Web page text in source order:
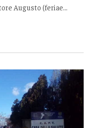
Augusto (feriae...